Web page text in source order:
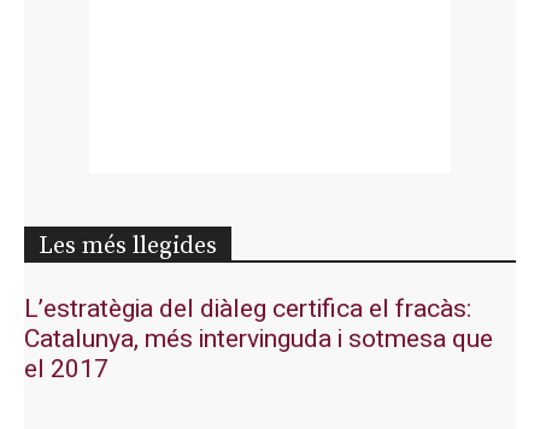
Les més llegides
L’estratègia del diàleg certifica el fracàs:
Catalunya, més intervinguda i sotmesa que
el 2017